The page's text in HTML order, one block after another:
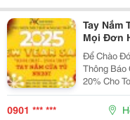
Tay Nắm
Mọi Đơn
Để Chào
Thông Báo
20% Cho
25/1/2025! Tay Nắm Tủ Cao Cấp Nk207 Là Một Trong
Những
0901 *** ***